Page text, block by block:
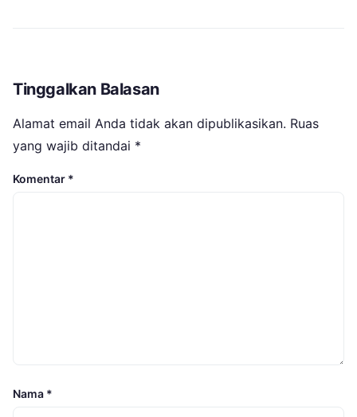
Tinggalkan Balasan
Alamat email Anda tidak akan dipublikasikan. Ruas
yang wajib ditandai *
Komentar *
Nama *